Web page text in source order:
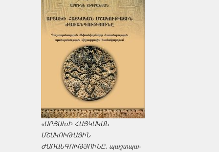
«ԱՐՑԱԽԻ ՀԱՅԿԱԿԱՆ
ՄՇԱԿՈՒԹԱՅԻՆ
ԺԱՌԱՆԳՈՒԹՅՈՒՆԸ․ պաշտպա­